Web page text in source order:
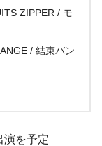
ZIPPER / モ
/ 結束バン
演を予定